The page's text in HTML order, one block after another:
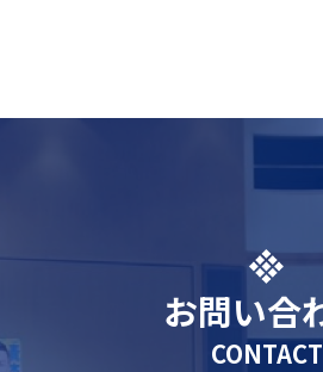
お問い合
CONTACT